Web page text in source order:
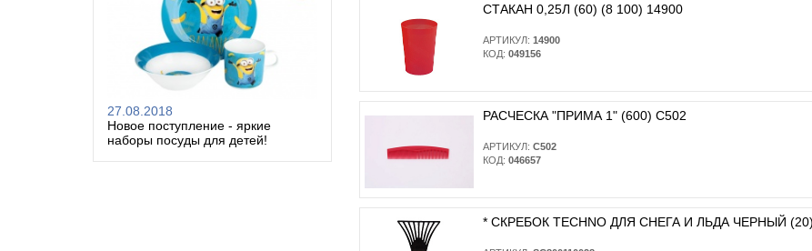
27.08.2018
Новое поступление - яркие
наборы посуды для детей!
СТАКАН 0,25Л (60) (8 100) 14900
АРТИКУЛ: 14900
КОД: 049156
РАСЧЕСКА "ПРИМА 1" (600) С502
АРТИКУЛ: С502
КОД: 046657
* CКРЕБОК TECHNO ДЛЯ СНЕГА И ЛЬДА ЧЕРНЫЙ (20)